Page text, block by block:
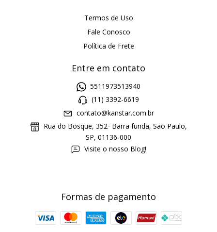
Termos de Uso
Fale Conosco
Política de Frete
Entre em contato
5511973513940
(11) 3392-6619
contato@kanstar.com.br
Rua do Bosque, 352- Barra funda, São Paulo,
SP, 01136-000
Visite o nosso Blog!
Formas de pagamento